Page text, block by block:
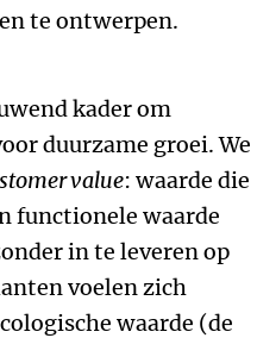
te ontwerpen.
kader om
duurzame groei. We
value: waarde die
functionele waarde
in te leveren op
voelen zich
waarde (de